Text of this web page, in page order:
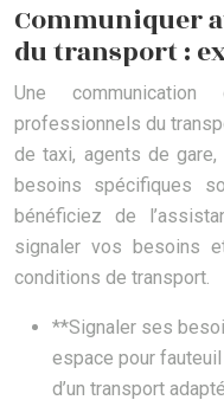
Communiquer
du transport :
Une
professionnels du
de taxi, agents de
besoins spécifiques
bénéficiez de
signaler vos besoins
conditions de transport.
**Signaler ses
espace pour
d’un transport